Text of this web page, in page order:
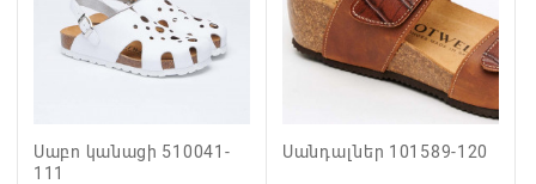
Սաբո կանացի 510041-
111
Սանդալներ 101589-120